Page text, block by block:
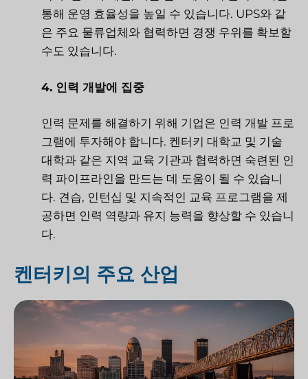
통해 운영 효율성을 높일 수 있습니다. UPS와 같
은 주요 물류업체와 협력하면 경쟁 우위를 확보할
수도 있습니다.
4. 인력 개발에 집중
인력 문제를 해결하기 위해 기업은 인력 개발 프로
그램에 투자해야 합니다. 켄터키 대학교 및 기술
대학과 같은 지역 교육 기관과 협력하면 숙련된 인
력 파이프라인을 만드는 데 도움이 될 수 있습니
다. 견습, 인턴십 및 지속적인 교육 프로그램을 제
공하면 인력 역량과 유지 능력을 향상할 수 있습니
다.
켄터키의 주요 산업